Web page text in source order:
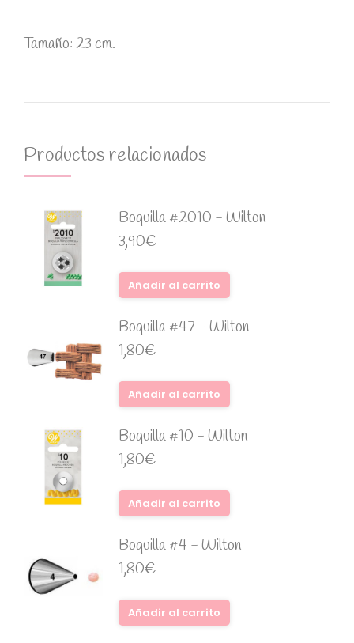
Tamaño: 23 cm.
Productos relacionados
Boquilla #2010 - Wilton
3,90€
Añadir al carrito
Boquilla #47 - Wilton
1,80€
Añadir al carrito
Boquilla #10 - Wilton
1,80€
Añadir al carrito
Boquilla #4 - Wilton
1,80€
Añadir al carrito